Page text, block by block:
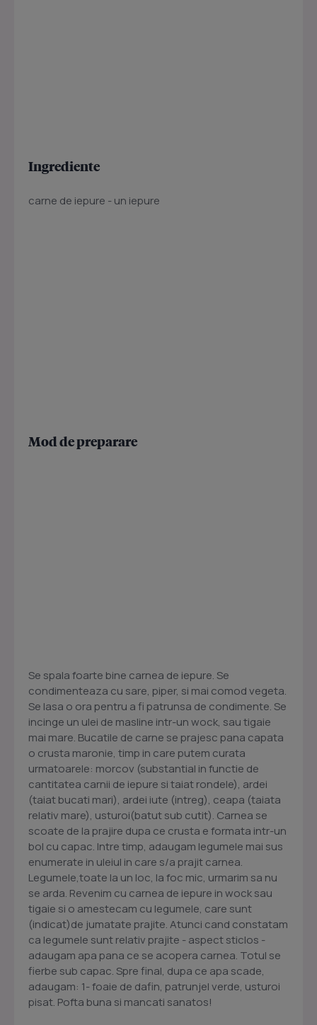
Ingrediente
carne de iepure - un iepure
Mod de preparare
Se spala foarte bine carnea de iepure. Se
condimenteaza cu sare, piper, si mai comod vegeta.
Se lasa o ora pentru a fi patrunsa de condimente. Se
incinge un ulei de masline intr-un wock, sau tigaie
mai mare. Bucatile de carne se prajesc pana capata
o crusta maronie, timp in care putem curata
urmatoarele: morcov (substantial in functie de
cantitatea carnii de iepure si taiat rondele), ardei
(taiat bucati mari), ardei iute (intreg), ceapa (taiata
relativ mare), usturoi(batut sub cutit). Carnea se
scoate de la prajire dupa ce crusta e formata intr-un
bol cu capac. Intre timp, adaugam legumele mai sus
enumerate in uleiul in care s/a prajit carnea.
Legumele,toate la un loc, la foc mic, urmarim sa nu
se arda. Revenim cu carnea de iepure in wock sau
tigaie si o amestecam cu legumele, care sunt
(indicat)de jumatate prajite. Atunci cand constatam
ca legumele sunt relativ prajite - aspect sticlos -
adaugam apa pana ce se acopera carnea. Totul se
fierbe sub capac. Spre final, dupa ce apa scade,
adaugam: 1- foaie de dafin, patrunjel verde, usturoi
pisat. Pofta buna si mancati sanatos!